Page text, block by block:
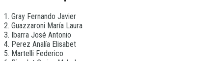
1. Gray Fernando Javier
2. Guazzaroni María Laura
3. Ibarra José Antonio
4. Perez Analía Elisabet
5. Martelli Federico